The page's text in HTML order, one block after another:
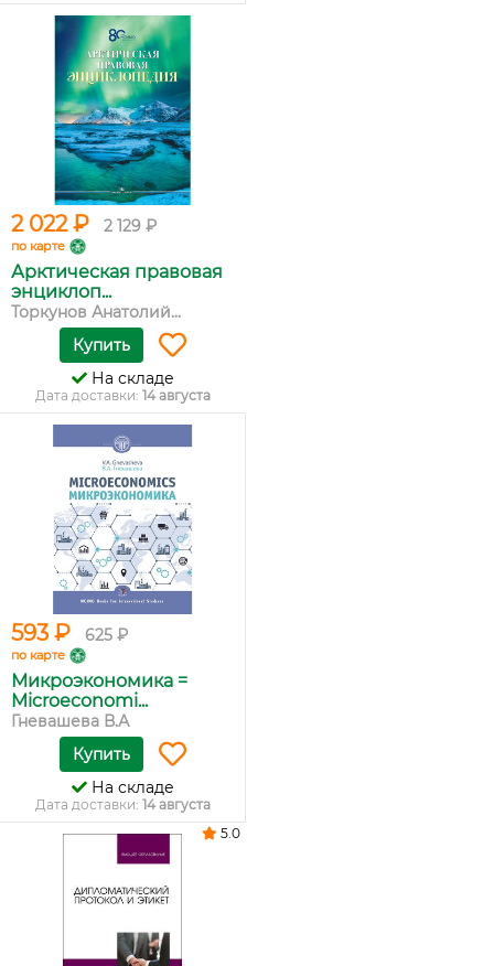
2 022 ₽ 2 129 ₽
по карте
Арктическая правовая
энциклоп...
Торкунов Анатолий...
Купить
На складе
Дата доставки: 14 августа
593 ₽ 625 ₽
по карте
Микроэкономика =
Microeconomi...
Гневашева В.А
Купить
На складе
Дата доставки: 14 августа
5.0